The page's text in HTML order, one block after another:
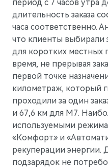
M5Стильный спортивный
период с 7 часов утра
длительность заказа
часа соответственно.
что клиенты выбирали
для коротких местных
время, не прерывая
первой точке
километраж, который
проходили за один
и 67,6 км для М7.
используемыми
«Комфорт» и
рекуперации энергии.
подзарядок не